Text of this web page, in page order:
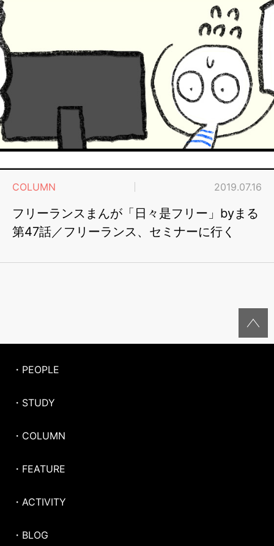
COLUMN 2019.07.16
フリーランスまんが「日々是フリー」byまる
第47話／フリーランス、セミナーに行く
・PEOPLE
・STUDY
・COLUMN
・FEATURE
・ACTIVITY
・BLOG